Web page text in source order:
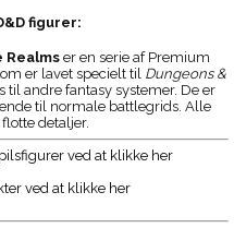
figurer:
Realms er en serie af Premium
er lavet specielt til Dungeons &
til andre fantasy systemer. De er
til normale battlegrids. Alle
detaljer.
ved at klikke her
ved at klikke her